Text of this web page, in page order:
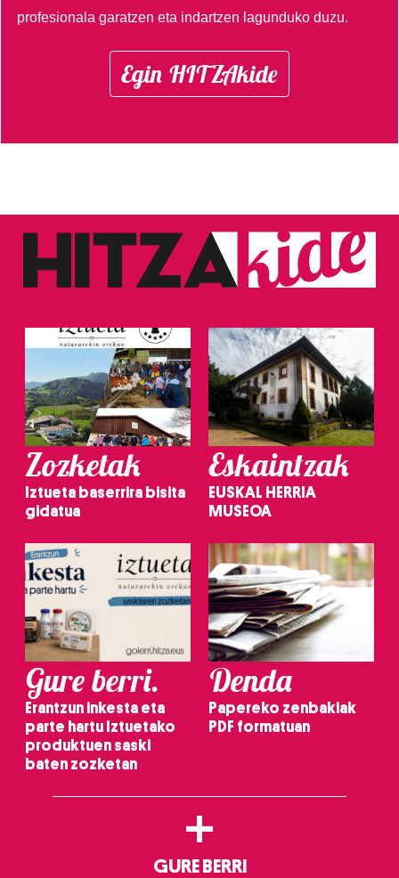
profesionala garatzen eta indartzen lagunduko duzu.
Egin HITZAkide
Zozketak
Iztueta baserrira bisita
gidatua
Eskaintzak
EUSKAL HERRIA
MUSEOA
Gure berri.
Erantzun inkesta eta
parte hartu Iztuetako
produktuen saski
baten zozketan
Denda
Papereko zenbakiak
PDF formatuan
+
GURE BERRI